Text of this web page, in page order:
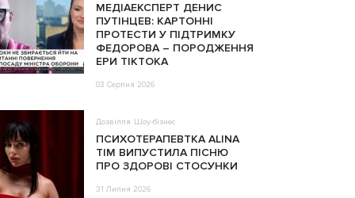
МЕДІАЕКСПЕРТ ДЕНИС
ПУТІНЦЕВ: КАРТОННІ
ПРОТЕСТИ У ПІДТРИМКУ
ФЕДОРОВА – ПОРОДЖЕННЯ
ЕРИ ТІКТОКА
03 Серпня 2026
Дозвілля Шоу-бізнес
ПСИХОТЕРАПЕВТКА ALINA
TIM ВИПУСТИЛА ПІСНЮ
ПРО ЗДОРОВІ СТОСУНКИ
31 Липня 2026